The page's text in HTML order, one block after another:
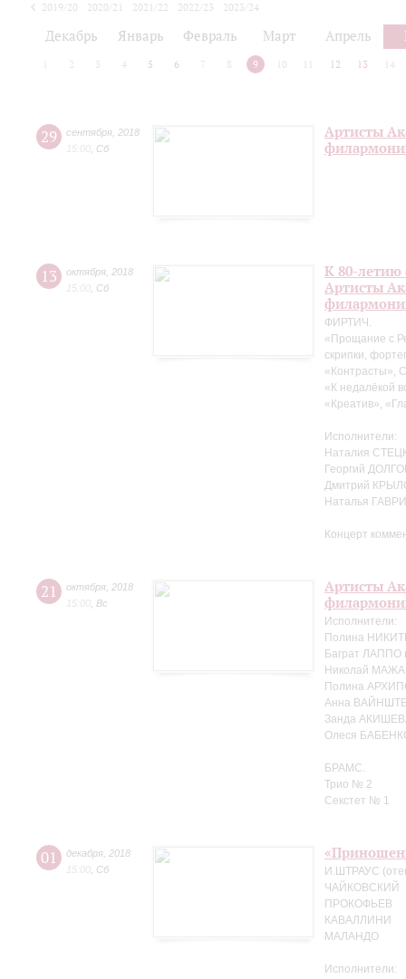
2019/20 2020/21 2021/22 2022/23
2023/24
Декабрь Январь Февраль Март Апрель
2 3 4 5 6 7 8 9 10 12 13 14
29 сентября 2018
15:00 Сб
Артисты
13 октября 2018
15:00 Сб
К 80-летию
Артисты
ФИРТИЧ.
«Прощание с
скрипки,
«Контрасты»,
«К недалёкой
«Креатив»,
Исполнители:
Наталия
Георгий
Дмитрий
Наталья
Концерт
21 октября 2018
15:00 Вс
Артисты
Исполнители:
Полина
Баграт ЛАППО
Николай
Полина
Анна
Занда
Олеся
БРАМС.
Трио № 2
Секстет № 1
01 декабря 2018
15:00 Сб
И.ШТРАУС
ЧАЙКОВСКИЙ
ПРОКОФЬЕВ
КАВАЛЛИНИ
МАЛАНДО
Исполнители: